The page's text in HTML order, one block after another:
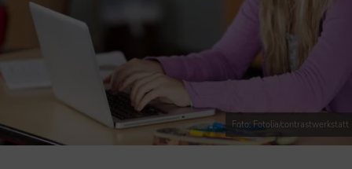
Foto: Fotolia/contrastwerkstatt